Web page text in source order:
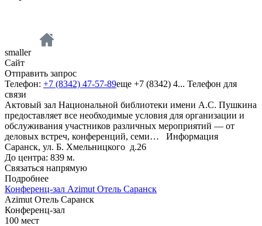
smaller
Сайт
Отправить запрос
Телефон: +7 (8342) 47-57-89еще +7 (8342) 4... Телефон для
связи
Актовый зал Национальной библиотеки имени А.С. Пушкина
предоставляет все необходимые условия для организации и
обслуживания участников различных мероприятий — от
деловых встреч, конференций, семи… Информация
Саранск, ул. Б. Хмельницкого д.26
До центра: 839 м.
Связаться напрямую
Подробнее
Конференц-зал Azimut Отель Саранск
Azimut Отель Саранск
Конференц-зал
100 мест